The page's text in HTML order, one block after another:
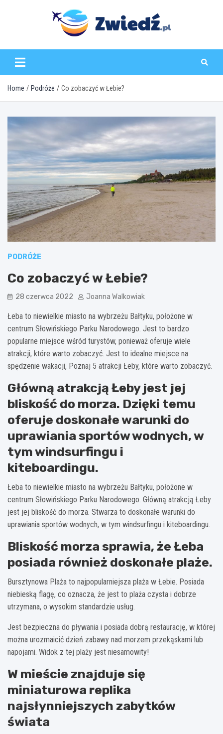
zwiedz.pl
Home Podróże Co zobaczyć w Łebie?
PODRÓŻE
Co zobaczyć w Łebie?
28 czerwca 2022 Joanna Walkowiak
Łeba to niewielkie miasto na wybrzeżu Bałtyku, położone w
centrum Słowińskiego Parku Narodowego. Jest to bardzo
popularne miejsce wśród turystów, ponieważ oferuje wiele
atrakcji, które warto zobaczyć. Jest to idealne miejsce na
spędzenie wakacji, Poznaj 5 atrakcji Łeby, które warto zobaczyć.
Główną atrakcją Łeby jest jej
bliskość do morza. Dzięki temu
oferuje doskonałe warunki do
uprawiania sportów wodnych, w
tym windsurfingu i
kiteboardingu.
Łeba to niewielkie miasto na wybrzeżu Bałtyku, położone w
centrum Słowińskiego Parku Narodowego. Główną atrakcją Łeby
jest jej bliskość do morza. Stwarza to doskonałe warunki do
uprawiania sportów wodnych, w tym windsurfingu i kiteboardingu.
Bliskość morza sprawia, że Łeba
posiada również doskonałe plaże.
Bursztynowa Plaża to najpopularniejsza plaża w Łebie. Posiada
niebieską flagę, co oznacza, że jest to plaża czysta i dobrze
utrzymana, o wysokim standardzie usług.
Jest bezpieczna do pływania i posiada dobrą restaurację, w której
można urozmaicić dzień zabawy nad morzem przekąskami lub
napojami. Widok z tej plaży jest niesamowity!
W mieście znajduje się
miniaturowa replika
najsłynniejszych zabytków
świata